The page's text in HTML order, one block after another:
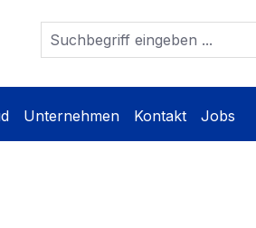
Unternehmen Kontakt Jobs